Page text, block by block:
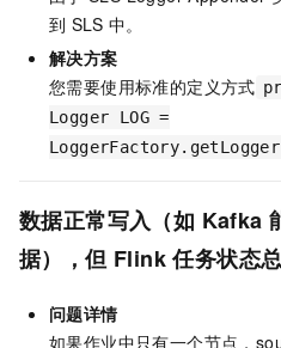
到 SLS 中。
解决方案
您需要使用标准的定义方式
Logger LOG =
数据正常写入（如 Kafka
据），但 Flink 任务状态
问题详情
如果作业中只有一个节点，